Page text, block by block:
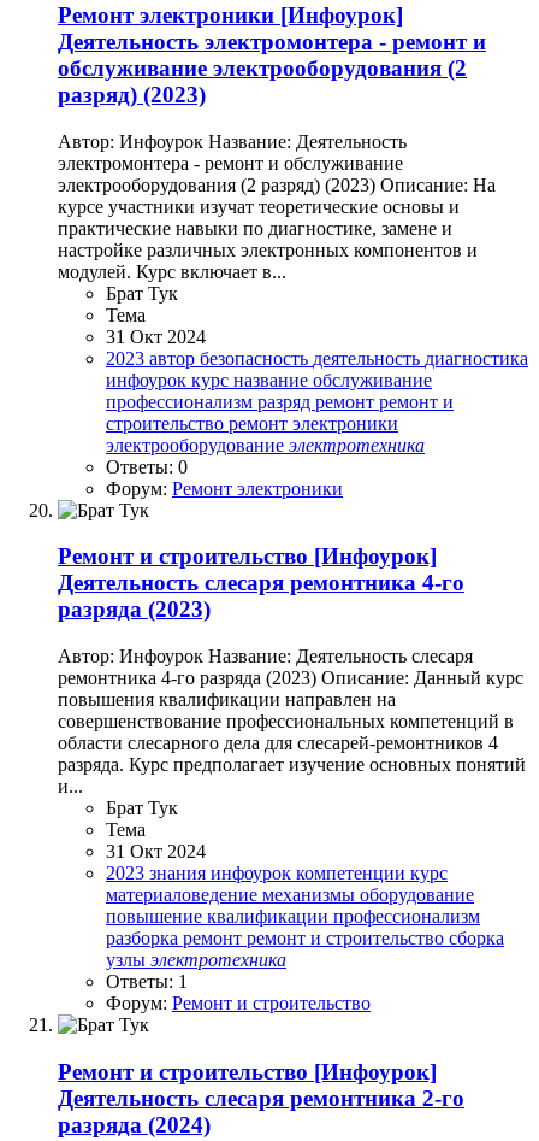
Ремонт электроники [Инфоурок]
Деятельность электромонтера - ремонт и
обслуживание электрооборудования (2
разряд) (2023)
Автор: Инфоурок Название: Деятельность
электромонтера - ремонт и обслуживание
электрооборудования (2 разряд) (2023) Описание: На
курсе участники изучат теоретические основы и
практические навыки по диагностике, замене и
настройке различных электронных компонентов и
модулей. Курс включает в...
Брат Тук
Тема
31 Окт 2024
2023 автор безопасность деятельность диагностика
инфоурок курс название обслуживание
профессионализм разряд ремонт ремонт и
строительство ремонт электроники
электрооборудование электротехника
Ответы: 0
Форум: Ремонт электроники
Ремонт и строительство [Инфоурок]
Деятельность слесаря ремонтника 4-го
разряда (2023)
Автор: Инфоурок Название: Деятельность слесаря
ремонтника 4-го разряда (2023) Описание: Данный курс
повышения квалификации направлен на
совершенствование профессиональных компетенций в
области слесарного дела для слесарей-ремонтников 4
разряда. Курс предполагает изучение основных понятий
и...
Брат Тук
Тема
31 Окт 2024
2023 знания инфоурок компетенции курс
материаловедение механизмы оборудование
повышение квалификации профессионализм
разборка ремонт ремонт и строительство сборка
узлы электротехника
Ответы: 1
Форум: Ремонт и строительство
Ремонт и строительство [Инфоурок]
Деятельность слесаря ремонтника 2-го
разряда (2024)